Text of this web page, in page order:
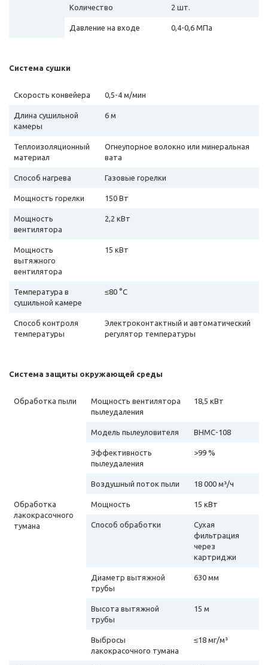
Количество 2 шт.
Давление на входе 0,4-0,6 МПа
Система сушки
Скорость конвейера 0,5-4 м/мин
Длина сушильной
камеры
6 м
Теплоизоляционный
материал
Огнеупорное волокно или минеральная
вата
Способ нагрева Газовые горелки
Мощность горелки 150 Вт
Мощность
вентилятора
2,2 кВт
Мощность
вытяжного
вентилятора
15 кВт
Температура в
сушильной камере
≤80 °С
Способ контроля
температуры
Электроконтактный и автоматический
регулятор температуры
Система защиты окружающей среды
Обработка пыли
Мощность вентилятора
пылеудаления
18,5 кВт
Модель пылеуловителя BHMC-108
Эффективность
пылеудаления
>99 %
Воздушный поток пыли 18 000 м³/ч
Обработка
лакокрасочного
тумана
Мощность 15 кВт
Способ обработки
Сухая
фильтрация
через
картриджи
Диаметр вытяжной
трубы
630 мм
Высота вытяжной
трубы
15 м
Выбросы
лакокрасочного тумана
≤18 мг/м³